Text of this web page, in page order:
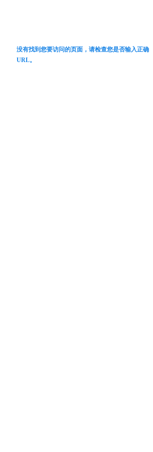
没有找到您要访问的页面，请检查您是否输入正确
URL。